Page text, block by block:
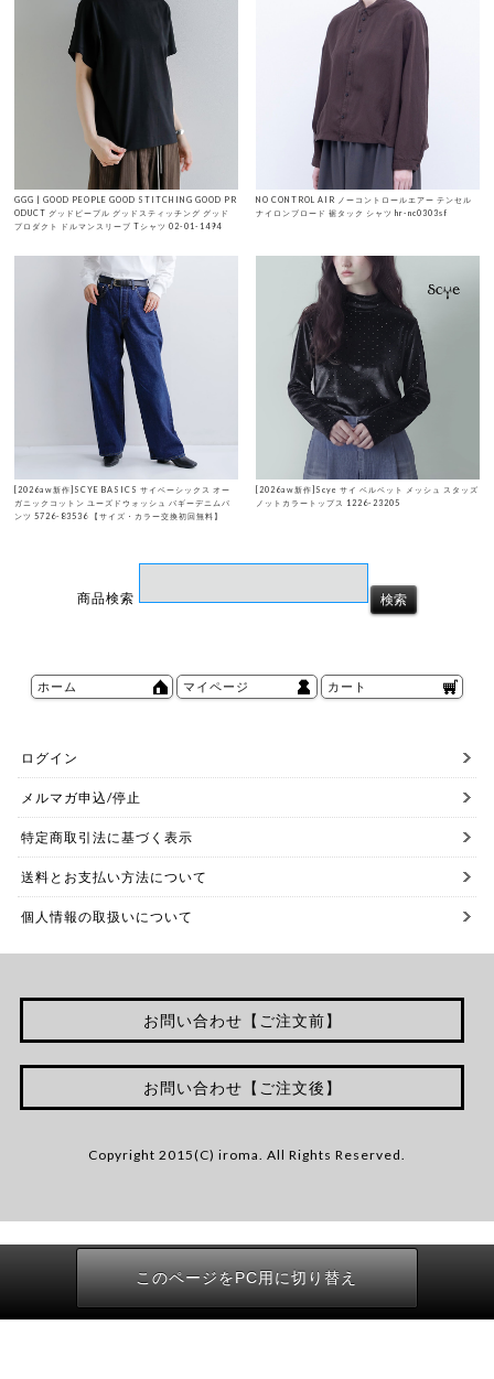
GGG | GOOD PEOPLE GOOD STITCHING GOOD PR
ODUCT グッドピープル グッドスティッチング グッド
プロダクト ドルマンスリーブ Tシャツ 02-01-1494
NO CONTROL AIR ノーコントロールエアー テンセル
ナイロンブロード 裾タック シャツ hr-nc0303sf
[2026aw新作]SCYE BASICS サイベーシックス オー
ガニックコットン ユーズドウォッシュ バギーデニムパ
ンツ 5726-83536 【サイズ・カラー交換初回無料】
[2026aw新作]Scye サイ ベルベット メッシュ スタッズ
ノットカラートップス 1226-23205
商品検索
ホーム マイページ カート
ログイン
メルマガ申込/停止
特定商取引法に基づく表示
送料とお支払い方法について
個人情報の取扱いについて
お問い合わせ【ご注文前】
お問い合わせ【ご注文後】
Copyright 2015(C) iroma. All Rights Reserved.
このページをPC用に切り替え